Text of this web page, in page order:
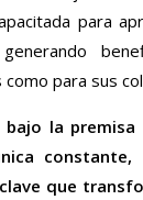
para
para sus
la premisa
constante,
que